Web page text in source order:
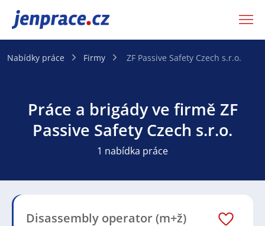
JenPráce.cz
Nabídky práce Firmy ZF Passive Safety Czech s.r.o.
Práce a brigády ve firmě ZF
Passive Safety Czech s.r.o.
1 nabídka práce
Disassembly operator (m+ž)